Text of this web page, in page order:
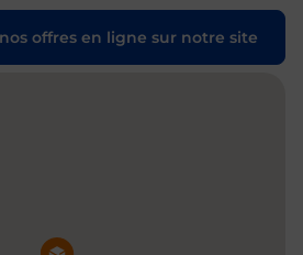
offres en ligne sur notre site
Pin de la carte